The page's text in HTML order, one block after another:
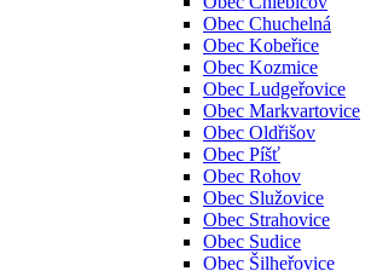
Obec Chuchelná
Obec Kobeřice
Obec Kozmice
Obec Ludgeřovice
Obec Markvartovice
Obec Oldřišov
Obec Píšť
Obec Rohov
Obec Služovice
Obec Strahovice
Obec Sudice
Obec Šilheřovice